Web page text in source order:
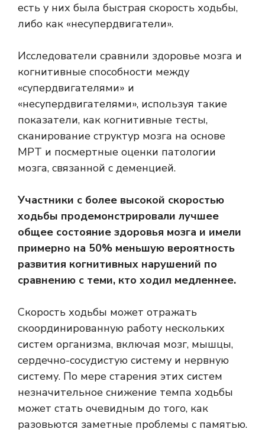
есть у них была быстрая скорость ходьбы,
либо как «несупердвигатели».
Исследователи сравнили здоровье мозга и
когнитивные способности между
«супердвигателями» и
«несупердвигателями», используя такие
показатели, как когнитивные тесты,
сканирование структур мозга на основе
МРТ и посмертные оценки патологии
мозга, связанной с деменцией.
Участники с более высокой скоростью
ходьбы продемонстрировали лучшее
общее состояние здоровья мозга и имели
примерно на 50% меньшую вероятность
развития когнитивных нарушений по
сравнению с теми, кто ходил медленнее.
Скорость ходьбы может отражать
скоординированную работу нескольких
систем организма, включая мозг, мышцы,
сердечно-сосудистую систему и нервную
систему. По мере старения этих систем
незначительное снижение темпа ходьбы
может стать очевидным до того, как
разовьются заметные проблемы с памятью.